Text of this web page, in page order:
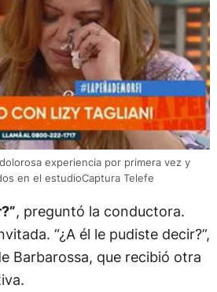
experiencia por primera vez y
en el estudioCaptura Telefe
, preguntó la conductora.
“¿A él le pudiste decir?”,
Barbarossa, que recibió otra